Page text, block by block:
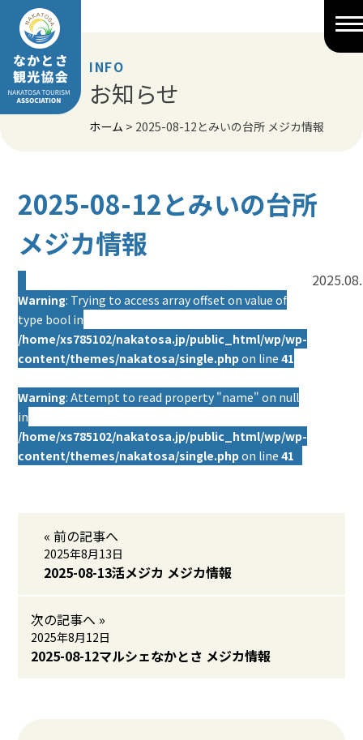
Skip
content
INFO
お知らせ
ホーム > 2025-08-12とみいの台所 メジカ情報
2025-08-12とみいの台所
メジカ情報
Warning: Trying to access array offset on value of
type bool in
/home/xs785102/nakatosa.jp/public_html/wp/wp-
content/themes/nakatosa/single.php on line41
Warning: Attempt to read property "name" on null
in
/home/xs785102/nakatosa.jp/public_html/wp/wp-
content/themes/nakatosa/single.php on line41
« 前の記事へ
2025年8月13日
2025-08-13活メジカ メジカ情報
次の記事へ »
2025年8月12日
2025-08-12マルシェなかとさ メジカ情報